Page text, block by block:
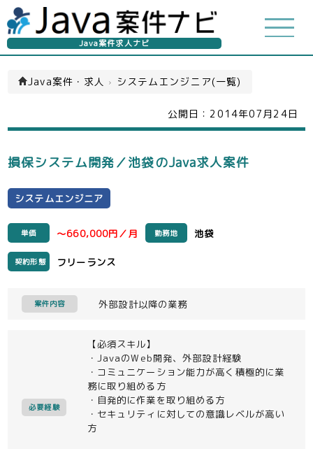
Java案件求人ナビ
Java案件・求人 › システムエンジニア(一覧)
公開日： 2014年07月24日
損保システム開発／池袋のJava求人案件
システムエンジニア
単価 ～660,000円／月 勤務地 池袋
契約形態 フリーランス
案件内容 外部設計以降の業務
必要経験
【必須スキル】
・JavaのWeb開発、外部設計経験
・コミュニケーション能力が高く積極的に業
務に取り組める方
・自発的に作業を取り組める方
・セキュリティに対しての意識レベルが高い
方